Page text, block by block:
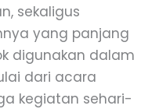
sekaligus
yang panjang
digunakan dalam
dari acara
kegiatan sehari-